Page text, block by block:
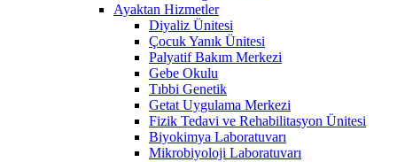
Ayaktan Hizmetler
Diyaliz Ünitesi
Çocuk Yanık Ünitesi
Palyatif Bakım Merkezi
Gebe Okulu
Tıbbi Genetik
Getat Uygulama Merkezi
Fizik Tedavi ve Rehabilitasyon Ünitesi
Biyokimya Laboratuvarı
Mikrobiyoloji Laboratuvarı